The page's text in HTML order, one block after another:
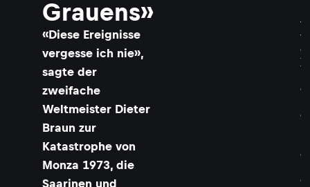
Grauens»
«Diese Ereignisse
vergesse ich nie»,
sagte der
zweifache
Weltmeister Dieter
Braun zur
Katastrophe von
Monza 1973, die
Saarinen und
t
t
e
e
e
e
C